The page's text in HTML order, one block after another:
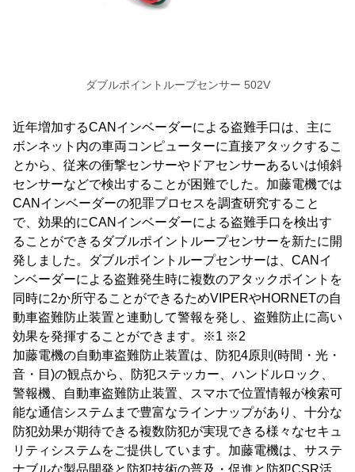
ダブルポイントループセンサー 502V
近年増加するCANインベーダーによる盗難手口は、主に
ボンネット内の車両コンピューターに直接アタックするこ
とから、従来の衝撃センサーやドアセンサーあるいは傾斜
センサーなどで検出することが困難でした。加藤電機では
CANインベーダーの犯罪プロセスを調査研究すること
で、効果的にCANインベーダーによる盗難手口を検出す
ることができるダブルポイントループセンサーを新たに開
発しました。ダブルポイントループセンサーは、CANイ
ンベーダーによる盗難発生時に複数のアタックポイントを
同時に2か所守ることができるためVIPERやHORNETの自
動車盗難防止装置と連動して警報を発し、盗難防止に高い
効果を発揮することができます。※1 ※2
加藤電機の自動車盗難防止装置は、防犯4原則(時間・光・
音・目)の観点から、防犯ステッカー、ハンドルロック、
警報機、自動車盗難防止装置、スマホで位置情報が検索可
能な通信システムまで豊富なラインナップがあり、十分な
防犯効果が期待できる複数防犯が実現できる様々なセキュ
リティシステムをご提供しています。加藤電機は、サステ
ナブルな製品開発と防犯技術の普及・促進と防犯CSR活